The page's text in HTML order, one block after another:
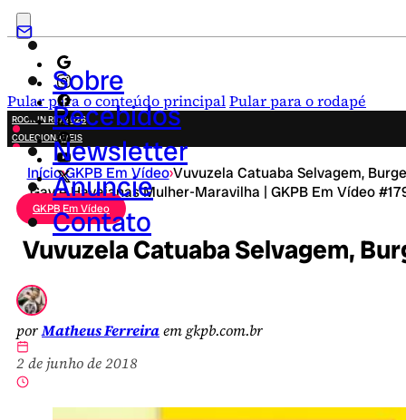
Pular para o conteúdo principalPular para o rodapé
Sobre
Recebidos
Newsletter
Anuncie
Contato
ROCK IN RIO 2026
COLECIONÁVEIS
FESTA JUNINA
NOVIDADES
CAMPANHAS CRIATIVAS
Início›GKPB Em Vídeo›Vuvuzela Catuaba Selvagem,
Gay e Havaianas Mulher-Maravilha | GKPB Em Vídeo
GKPB Em Vídeo
Vuvuzela Catuaba Selvagem,
porMatheus Ferreiraem gkpb.com.br
2 de junho de 2018